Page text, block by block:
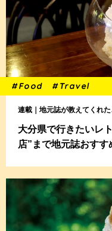
#Food #Travel
連載｜地元誌が教えてくれ
大分県で行きたいレ
店”まで地元誌おすす